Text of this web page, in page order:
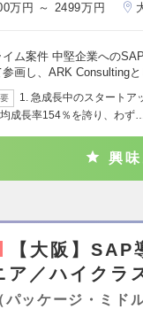
万円 ～ 2499万円
イム案件 中堅企業への
参画し、ARK Consultingと
1. 急成長中のスタートア
成長率154％を誇り、わず
興味
【大阪】
ア／ハイクラ
パッケージ・ミド